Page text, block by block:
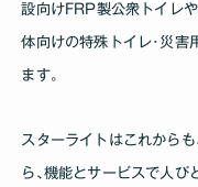
設向けFRP製公衆トイレ
体向けの特殊トイレ･災害
ます｡
スターライトはこれから
ら､機能とサービスで人び